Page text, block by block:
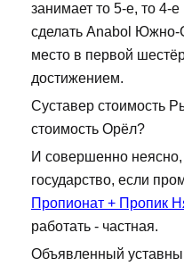
занимает то 5-е, то 4-
сделать Anabol Южно-
место в первой
достижением.
Суставер стоимость
стоимость Орёл?
И совершенно
государство, если
Пропионат + Пропик
работать - частная.
Объявленный